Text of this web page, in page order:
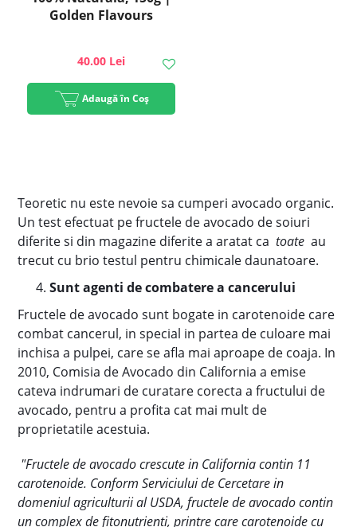
Golden Flavours
40.00 Lei
Adaugă în Coș
Teoretic nu este nevoie sa cumperi avocado organic.
Un test efectuat pe fructele de avocado de soiuri
diferite si din magazine diferite a aratat ca toate au
trecut cu brio testul pentru chimicale daunatoare.
Sunt agenti de combatere a cancerului
Fructele de avocado sunt bogate in carotenoide care
combat cancerul, in special in partea de culoare mai
inchisa a pulpei, care se afla mai aproape de coaja. In
2010, Comisia de Avocado din California a emise
cateva indrumari de curatare corecta a fructului de
avocado, pentru a profita cat mai mult de
proprietatile acestuia.
"Fructele de avocado crescute in California contin 11
carotenoide. Conform Serviciului de Cercetare in
domeniul agriculturii al USDA, fructele de avocado contin
un complex de fitonutrienti, printre care carotenoide cu